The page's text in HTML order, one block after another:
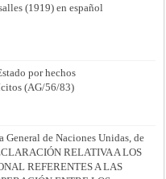
(1919) en español
por hechos
(AG/56/83)
de Naciones Unidas, de
RELATIVA A LOS
REFERENTES A LAS